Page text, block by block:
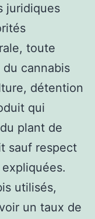
juridiques
toute
cannabis
détention
qui
plant de
sauf respect
utilisés,
un taux de